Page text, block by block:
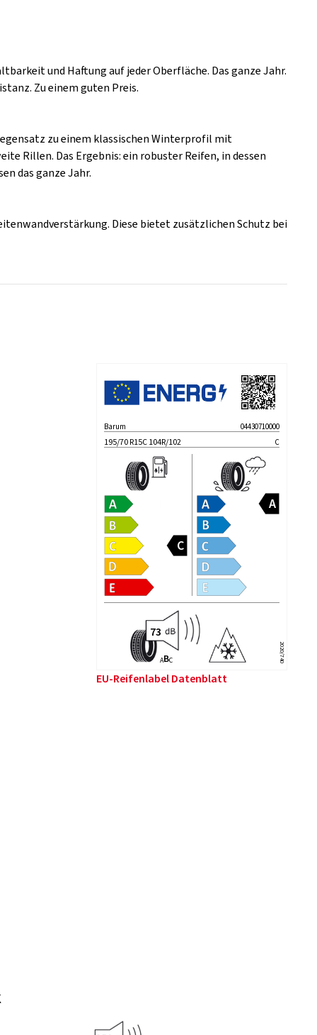
und Haftung auf jeder Oberfläche. Das ganze Jahr.
Zu einem guten Preis.
zu einem klassischen Winterprofil mit
Rillen. Das Ergebnis: ein robuster Reifen, in dessen
das ganze Jahr.
Diese bietet zusätzlichen Schutz bei
Barum 04430710000
195/70 R15C 104R/102 C
ABC 2020/740
EU-Reifenlabel Datenblatt